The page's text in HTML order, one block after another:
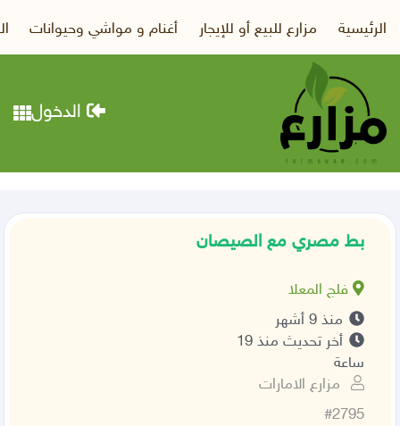
الرئيسية مزارع للبيع أو للإيجار أغنام و مواشي وحيوانات
الدخول
بط مصري مع الصيصان
فلج المعلا
منذ 9 أشهر
أخر تحديث منذ 19
ساعة
مزارع الامارات
#2795